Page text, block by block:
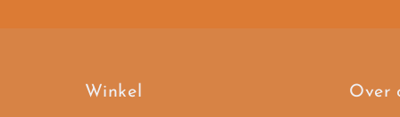
Winkel Over